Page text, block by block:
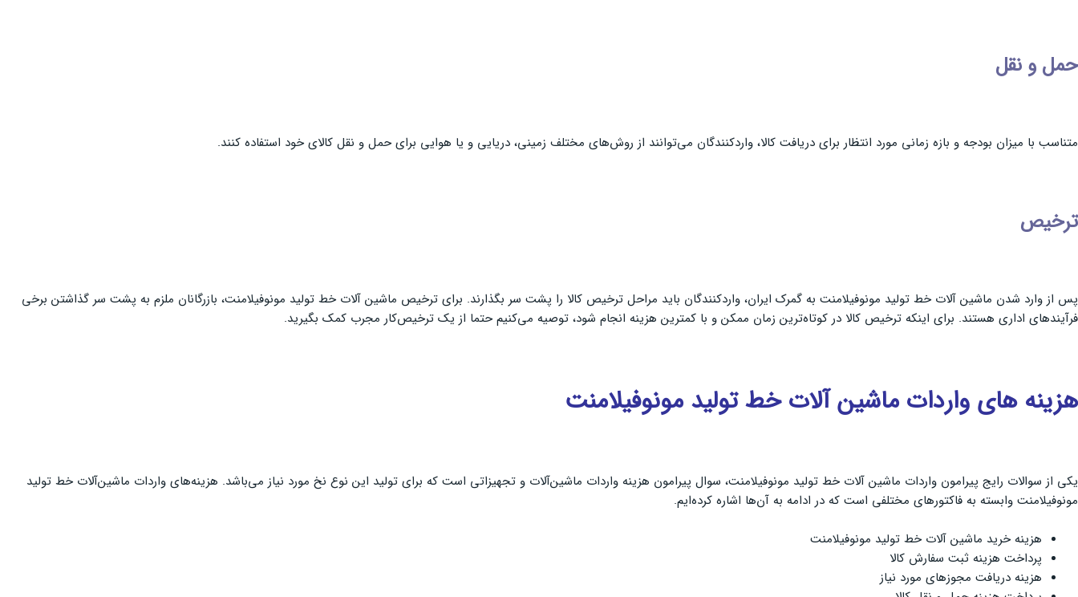
حمل و نقل
متناسب با میزان بودجه و بازه زمانی مورد انتظار برای دریافت کالا، واردکنندگان می‌توانند از روش‌های مختلف زمینی، دریایی و یا هوایی برای حمل و نقل کالای خود استفاده کنند.
ترخیص
پس از وارد شدن ماشین آلات خط تولید مونوفیلامنت به گمرک ایران، واردکنندگان باید مراحل ترخیص کالا را پشت سر بگذارند. برای ترخیص ماشین آلات خط تولید مونوفیلامنت، بازرگانان ملزم به پشت‌ سر گذاشتن برخی
فرآیندهای اداری هستند. برای اینکه ترخیص کالا در کوتاه‌ترین زمان ممکن و با کمترین‌ هزینه انجام شود، توصیه می‌کنیم حتما از یک ترخیص‌کار مجرب کمک بگیرید.
هزینه های واردات ماشین آلات خط تولید مونوفیلامنت
یکی از سوالات رایج پیرامون واردات ماشین آلات خط تولید مونوفیلامنت، سوال پیرامون هزینه واردات ماشین‌آلات و تجهیزاتی است که برای تولید این نوع نخ مورد نیاز می‌باشد. هزینه‌های واردات ماشین‌آلات خط تولید
مونوفیلامنت وابسته به فاکتورهای مختلفی است که در ادامه به آن‌ها اشاره کرده‌ایم.
هزینه خرید ماشین آلات خط تولید مونوفیلامنت
پرداخت هزینه ثبت سفارش کالا
هزینه دریافت مجوزهای مورد نیاز